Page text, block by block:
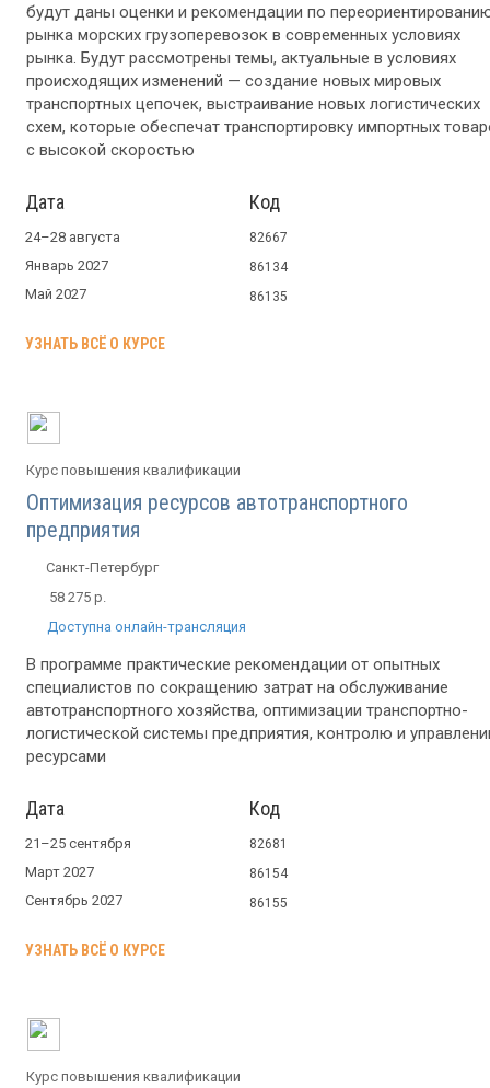
будут даны оценки и рекомендации по
рынка морских грузоперевозок в современных условиях
рынка. Будут рассмотрены темы, актуальные в условиях
происходящих изменений — создание новых мировых
транспортных цепочек, выстраивание новых логистических
схем, которые обеспечат транспортировку импортных
с высокой скоростью
Дата
24–28 августа
Январь 2027
Май 2027
Код
82667
86134
86135
УЗНАТЬ ВСЁ О КУРСЕ
Курс повышения квалификации
Оптимизация ресурсов автотранспортного
предприятия
Санкт-Петербург
58 275 р.
Доступна онлайн-трансляция
В программе практические рекомендации от опытных
специалистов по сокращению затрат на обслуживание
автотранспортного хозяйства, оптимизации транспортно-
логистической системы предприятия, контролю и
ресурсами
Дата
21–25 сентября
Март 2027
Сентябрь 2027
Код
82681
86154
86155
УЗНАТЬ ВСЁ О КУРСЕ
Курс повышения квалификации